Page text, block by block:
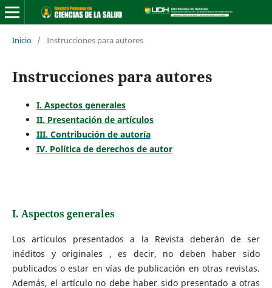
Inicio / Instrucciones para autores
Instrucciones para autores
I. Aspectos generales
II. Presentación de artículos
III. Contribución de autoría
IV. Política de derechos de autor
I. Aspectos generales
Los artículos presentados a la Revista deberán de ser
inéditos y originales , es decir, no deben haber sido
publicados o estar en vías de publicación en otras revistas.
Además, el artículo no debe haber sido presentado a otras